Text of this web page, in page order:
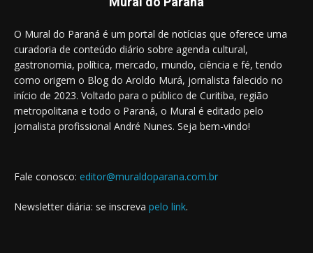
O Mural do Paraná é um portal de notícias que oferece uma
curadoria de conteúdo diário sobre agenda cultural,
gastronomia, política, mercado, mundo, ciência e fé, tendo
como origem o Blog do Aroldo Murá, jornalista falecido no
início de 2023. Voltado para o público de Curitiba, região
metropolitana e todo o Paraná, o Mural é editado pelo
jornalista profissional André Nunes. Seja bem-vindo!
Fale conosco: editor@muraldoparana.com.br
Newsletter diária: se inscreva pelo link.